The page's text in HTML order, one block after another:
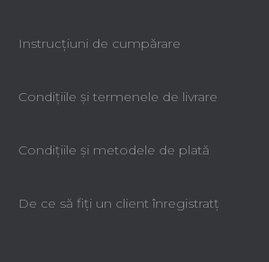
Instrucțiuni de cumpărare
Condiţiile şi termenele de livrare
Condiţiile şi metodele de plată
De ce să fiţi un client înregistratţ